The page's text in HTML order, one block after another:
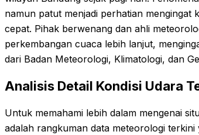
namun patut menjadi perhatian
cepat. Pihak berwenang dan ahli
perkembangan cuaca lebih lanjut,
dari Badan Meteorologi, Klimatologi, dan
Analisis Detail Kondisi Udara
Untuk memahami lebih dalam mengenai
adalah rangkuman data meteorologi terkini